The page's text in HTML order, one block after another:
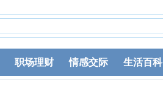
职场理财 情感交际 生活百科